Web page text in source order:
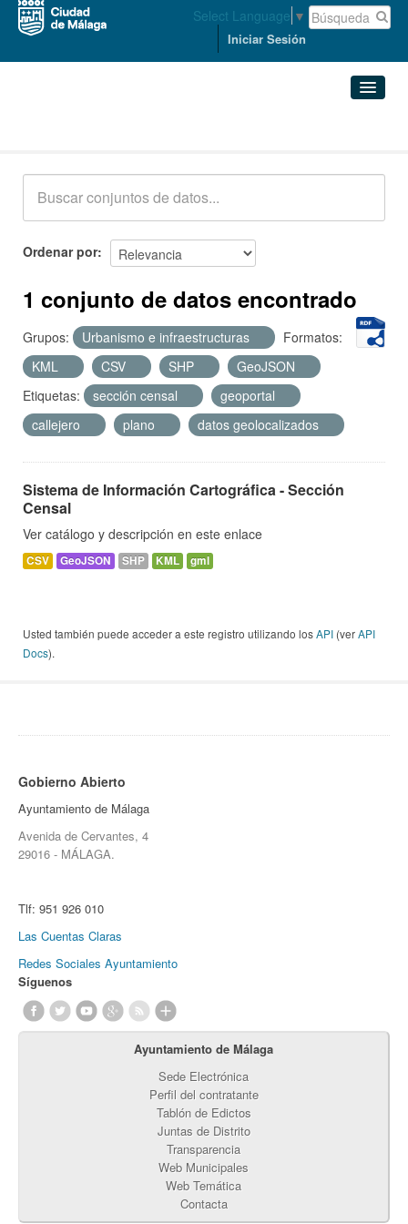
Select Language ▼
Iniciar Sesión
Acerca de
Ordenar por
1 conjunto de datos encontrado
Grupos: Urbanismo e infraestructuras
Formatos:
KML
CSV SHP
GeoJSON
Etiquetas:
sección censal
geoportal
callejero
plano datos geolocalizados
Sistema de Información Cartográfica - Sección
Censal
Ver catálogo y descripción en este enlace
CSV GeoJSON SHP KML gml
Usted también puede acceder a este registro utilizando losAPI (verAPI
Docs).
Gobierno Abierto
Ayuntamiento de Málaga
Avenida de Cervantes, 4
29016 - MÁLAGA.
Tlf: 951 926 010
Las Cuentas Claras
Redes Sociales Ayuntamiento
Síguenos
Ayuntamiento de Málaga
Sede Electrónica
Perfil del contratante
Tablón de Edictos
Juntas de Distrito
Transparencia
Web Municipales
Web Temática
Contacta